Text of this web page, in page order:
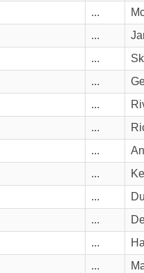
...
...
...
...
...
...
...
...
...
...
...
...